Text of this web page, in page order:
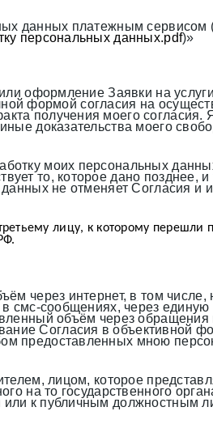
данных платежным сервисом
персональных данных.pdf)»
оформление Заявки на
формой согласия на
получения моего
доказательства моего
моих персональных
то, которое дано позднее, и
не отменяет Согласия и
лицу, к которому перешли
через интернет, в том числе,
смс-сообщениях, через
объём через
Согласия в объективной
предоставленных мною
лицом, которое
на то государственного
или к публичным должностным